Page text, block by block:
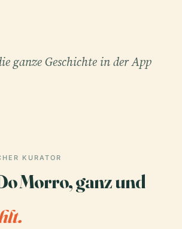
ganze Geschichte in der App
KURATOR
Morro, ganz und